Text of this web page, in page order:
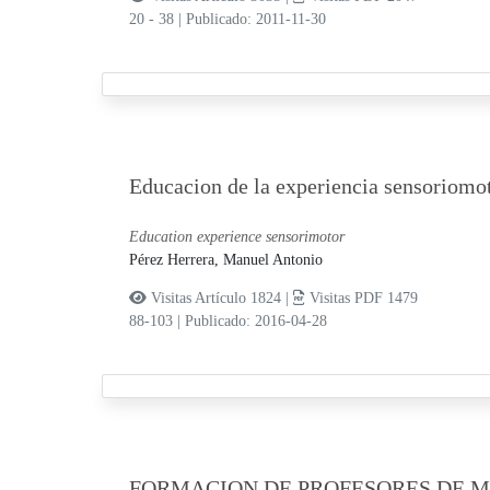
20 - 38
Publicado: 2011-11-30
Educacion de la experiencia
Education experience sensorimotor
Pérez Herrera, Manuel Antonio
Visitas Artículo 1824 |
Visitas PDF 1479
88-103
Publicado: 2016-04-28